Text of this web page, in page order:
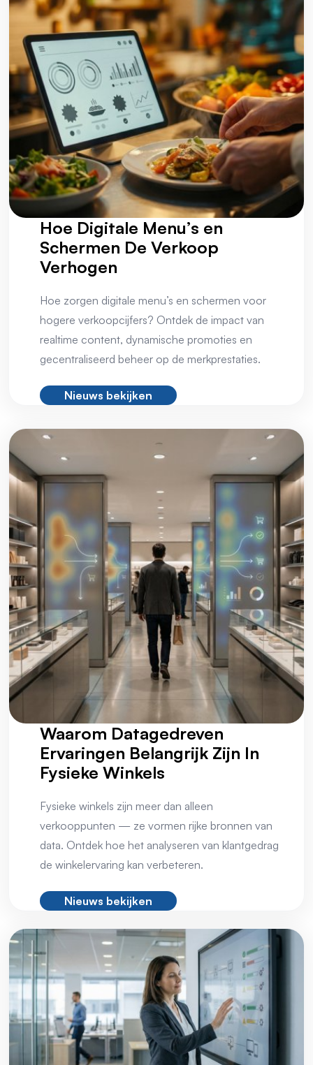
Hoe Digitale Menu’s en
Schermen De Verkoop
Verhogen
Hoe zorgen digitale menu’s en schermen voor
hogere verkoopcijfers? Ontdek de impact van
realtime content, dynamische promoties en
gecentraliseerd beheer op de merkprestaties.
Nieuws bekijken
Waarom Datagedreven
Ervaringen Belangrijk Zijn In
Fysieke Winkels
Fysieke winkels zijn meer dan alleen
verkooppunten — ze vormen rijke bronnen van
data. Ontdek hoe het analyseren van klantgedrag
de winkelervaring kan verbeteren.
Nieuws bekijken